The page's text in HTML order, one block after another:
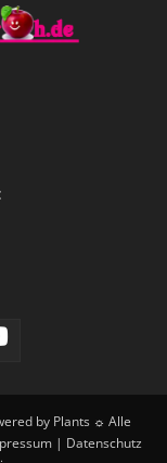
by Plants ☼ Alle
| Datenschutz